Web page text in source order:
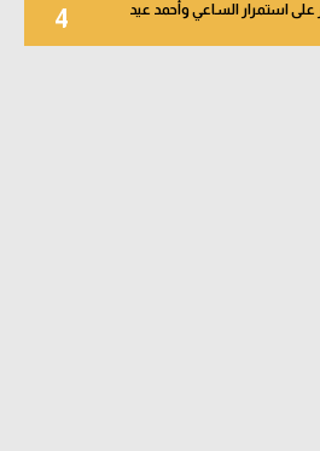
4 استمرار الساعي وأحمد عيد